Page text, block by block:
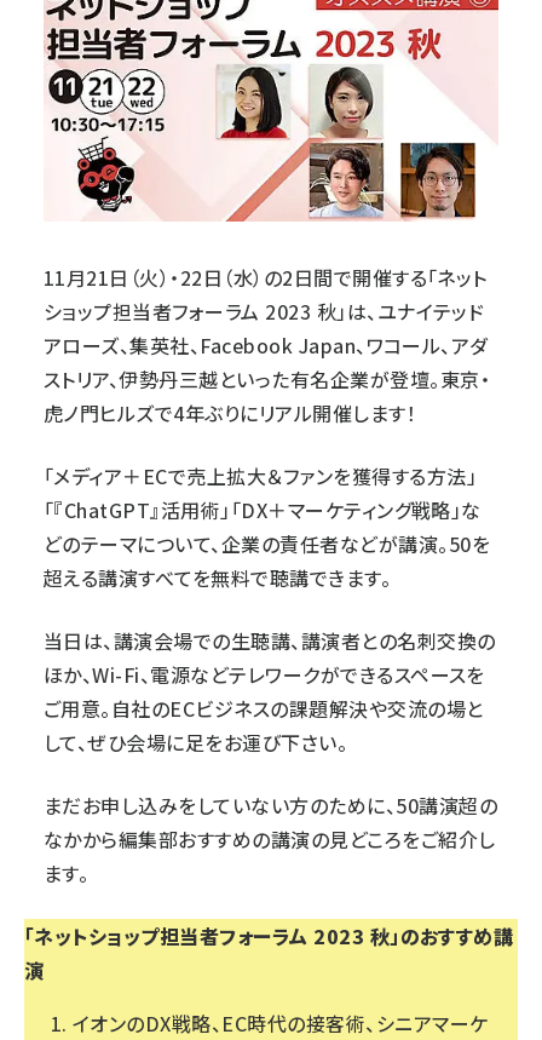
11月21日（火）・22日（水）の2日間で開催する「ネット
ショップ担当者フォーラム 2023 秋」は、ユナイテッド
アローズ、集英社、Facebook Japan、ワコール、アダ
ストリア、伊勢丹三越といった有名企業が登壇。東京・
虎ノ門ヒルズで4年ぶりにリアル開催します！
「メディア＋ECで売上拡大＆ファンを獲得する方法」
「『ChatGPT』活用術」「DX＋マーケティング戦略」な
どのテーマについて、企業の責任者などが講演。50を
超える講演すべてを無料で聴講できます。
当日は、講演会場での生聴講、講演者との名刺交換の
ほか、Wi-Fi、電源などテレワークができるスペースを
ご用意。自社のECビジネスの課題解決や交流の場と
して、ぜひ会場に足をお運び下さい。
まだお申し込みをしていない方のために、50講演超の
なかから編集部おすすめの講演の見どころをご紹介し
ます。
「ネットショップ担当者フォーラム 2023 秋」のおすすめ講
演
イオンのDX戦略、EC時代の接客術、シニアマーケ